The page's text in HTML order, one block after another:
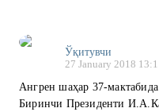
Ўқитувчи
27 January 2018
Ангрен шаҳар 37-
Биринчи Президенти